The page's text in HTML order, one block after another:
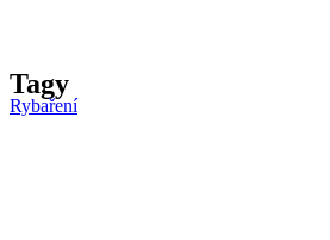
Tagy
Rybaření